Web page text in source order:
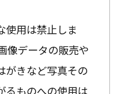
使用は禁止しま
像データの販売や
がきなど写真その
るものへの使用は